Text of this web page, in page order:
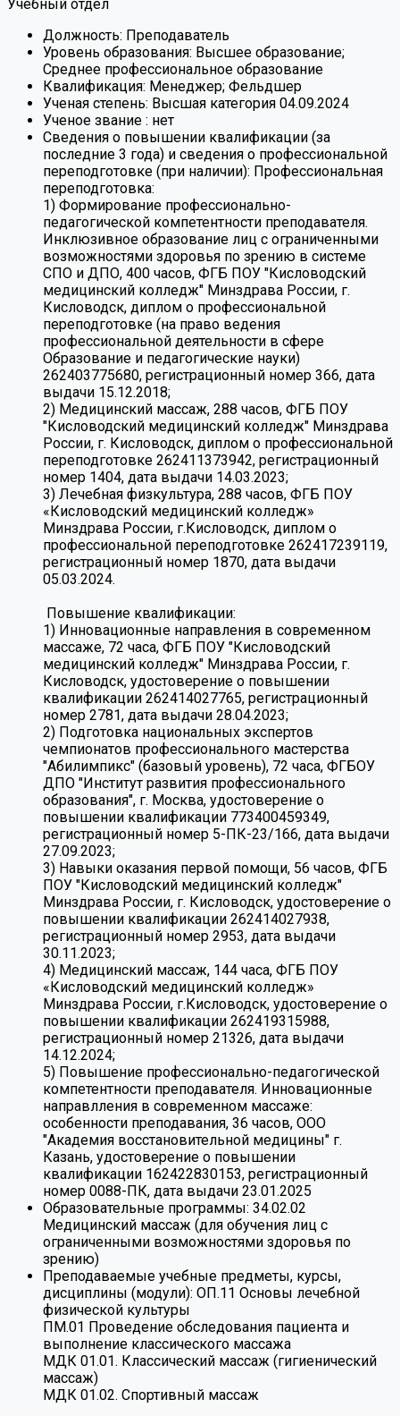
Учебный отдел
Должность: Преподаватель
Уровень образования: Высшее образование;
Среднее профессиональное образование
Квалификация: Менеджер; Фельдшер
Ученая степень: Высшая категория 04.09.2024
Ученое звание : нет
Сведения о повышении квалификации (за
последние 3 года) и сведения о профессиональной
переподготовке (при наличии): Профессиональная
переподготовка:
1) Формирование профессионально-
педагогической компетентности преподавателя.
Инклюзивное образование лиц с ограниченными
возможностями здоровья по зрению в системе
СПО и ДПО, 400 часов, ФГБ ПОУ "Кисловодский
медицинский колледж" Минздрава России, г.
Кисловодск, диплом о профессиональной
переподготовке (на право ведения
профессиональной деятельности в сфере
Образование и педагогические науки)
262403775680, регистрационный номер 366, дата
выдачи 15.12.2018;
2) Медицинский массаж, 288 часов, ФГБ ПОУ
"Кисловодский медицинский колледж" Минздрава
России, г. Кисловодск, диплом о профессиональной
переподготовке 262411373942, регистрационный
номер 1404, дата выдачи 14.03.2023;
3) Лечебная физкультура, 288 часов, ФГБ ПОУ
«Кисловодский медицинский колледж»
Минздрава России, г.Кисловодск, диплом о
профессиональной переподготовке 262417239119,
регистрационный номер 1870, дата выдачи
05.03.2024.
Повышение квалификации:
1) Инновационные направления в современном
массаже, 72 часа, ФГБ ПОУ "Кисловодский
медицинский колледж" Минздрава России, г.
Кисловодск, удостоверение о повышении
квалификации 262414027765, регистрационный
номер 2781, дата выдачи 28.04.2023;
2) Подготовка национальных экспертов
чемпионатов профессионального мастерства
"Абилимпикс" (базовый уровень), 72 часа, ФГБОУ
ДПО "Институт развития профессионального
образования", г. Москва, удостоверение о
повышении квалификации 773400459349,
регистрационный номер 5-ПК-23/166, дата выдачи
27.09.2023;
3) Навыки оказания первой помощи, 56 часов, ФГБ
ПОУ "Кисловодский медицинский колледж"
Минздрава России, г. Кисловодск, удостоверение о
повышении квалификации 262414027938,
регистрационный номер 2953, дата выдачи
30.11.2023;
4) Медицинский массаж, 144 часа, ФГБ ПОУ
«Кисловодский медицинский колледж»
Минздрава России, г.Кисловодск, удостоверение о
повышении квалификации 262419315988,
регистрационный номер 21326, дата выдачи
14.12.2024;
5) Повышение профессионально-педагогической
компетентности преподавателя. Инновационные
направлления в современном массаже:
особенности преподавания, 36 часов, ООО
"Академия восстановительной медицины" г.
Казань, удостоверение о повышении
квалификации 162422830153, регистрационный
номер 0088-ПК, дата выдачи 23.01.2025
Образовательные программы: 34.02.02
Медицинский массаж (для обучения лиц с
ограниченными возможностями здоровья по
зрению)
Преподаваемые учебные предметы, курсы,
дисциплины (модули): ОП.11 Основы лечебной
физической культуры
ПМ.01 Проведение обследования пациента и
выполнение классического массажа
МДК 01.01. Классический массаж (гигиенический
массаж)
МДК 01.02. Спортивный массаж